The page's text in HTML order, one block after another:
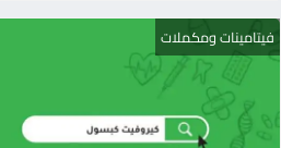
فيتامينات ومكملات